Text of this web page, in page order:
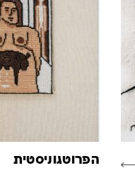
הפרוטגוניסטית